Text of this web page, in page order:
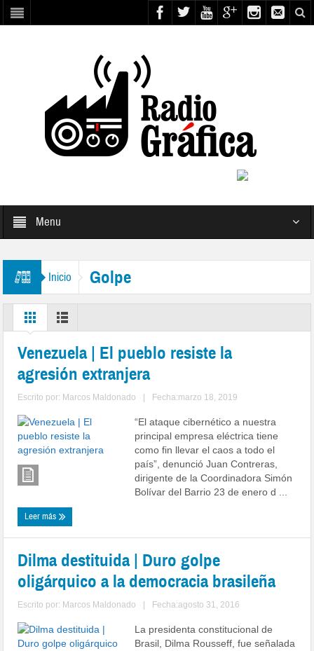
Menu
Inicio Golpe
Venezuela | El pueblo resiste la
agresión extranjera
Escrito por: Marcos Maldonado Fecha:marzo 18, 2019
“El ataque cibernético a nuestra
principal empresa eléctrica tiene
como fin llevar el caos a todo el
país”, denunció Juan Contreras,
dirigente de la Coordinadora Simón
Bolívar del Barrio 23 de enero d ...
Leer más
Dilma destituida | Duro golpe
oligárquico a la democracia brasileña
Escrito por: Marcos Maldonado Fecha:agosto 31, 2016
La presidenta constitucional de
Brasil, Dilma Rousseff, fue señalada